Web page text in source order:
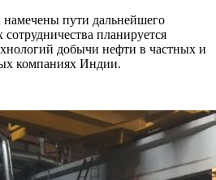
пути дальнейшего
планируется
добычи нефти в частных и
компаниях Индии.